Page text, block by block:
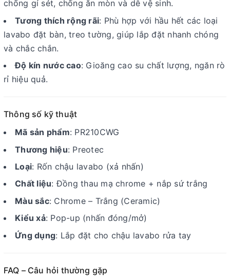
chống gỉ sét, chống ăn mòn và dễ vệ sinh.
Tương thích rộng rãi: Phù hợp với hầu hết các loại
lavabo đặt bàn, treo tường, giúp lắp đặt nhanh chóng
và chắc chắn.
Độ kín nước cao: Gioăng cao su chất lượng, ngăn rò
rỉ hiệu quả.
Thông số kỹ thuật
Mã sản phẩm: PR210CWG
Thương hiệu: Preotec
Loại: Rốn chậu lavabo (xả nhấn)
Chất liệu: Đồng thau mạ chrome + nắp sứ trắng
Màu sắc: Chrome – Trắng (Ceramic)
Kiểu xả: Pop-up (nhấn đóng/mở)
Ứng dụng: Lắp đặt cho chậu lavabo rửa tay
FAQ – Câu hỏi thường gặp